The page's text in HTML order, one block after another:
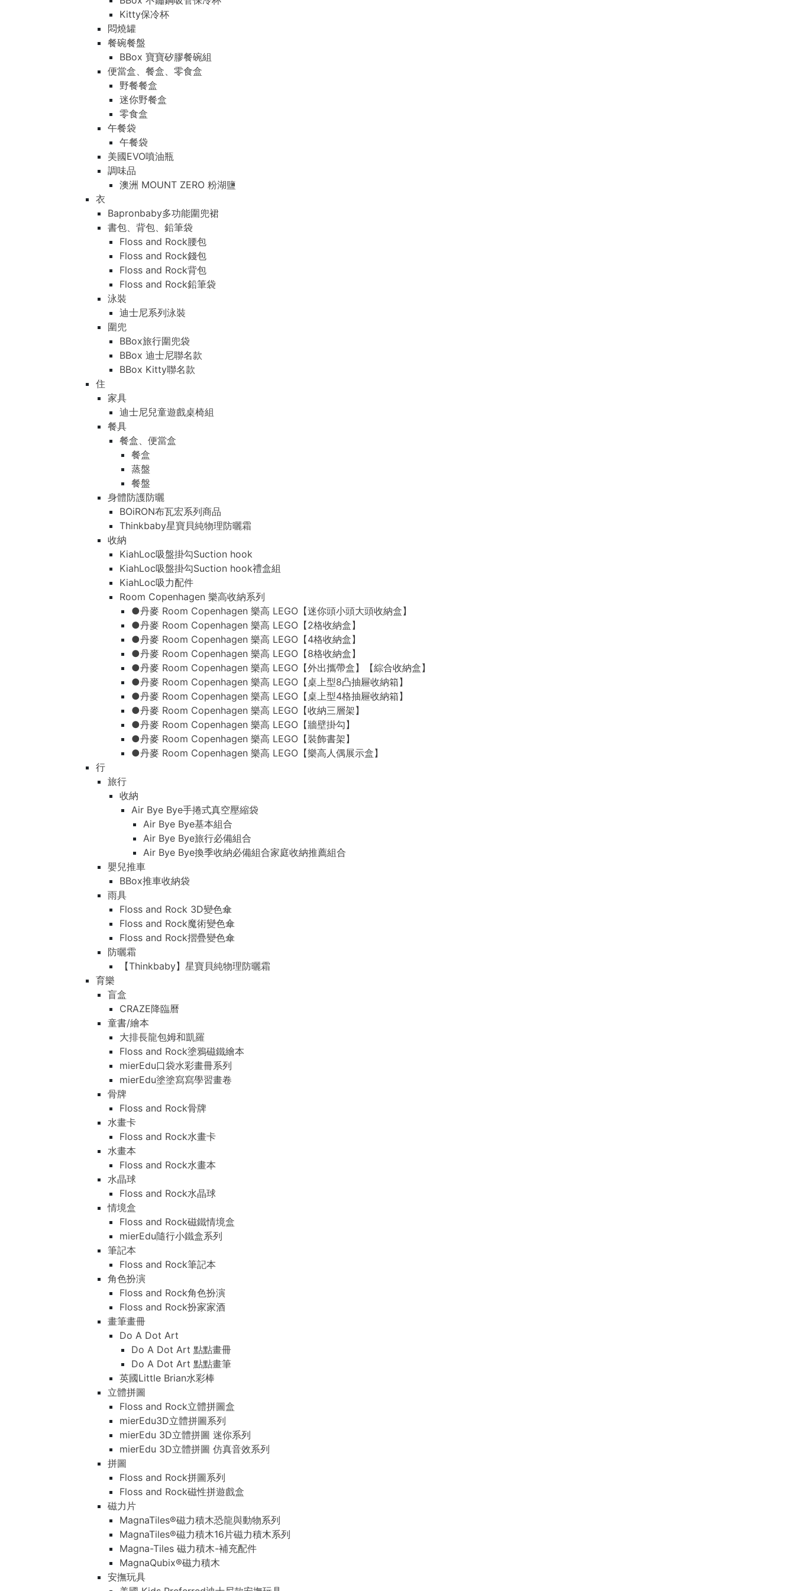
Kitty保冷杯
悶燒罐
餐碗餐盤
BBox 寶寶矽膠餐碗組
便當盒、餐盒、零食盒
野餐餐盒
迷你野餐盒
零食盒
午餐袋
午餐袋
美國EVO噴油瓶
調味品
澳洲 MOUNT ZERO 粉湖鹽
衣
Bapronbaby多功能圍兜裙
書包、背包、鉛筆袋
Floss and Rock腰包
Floss and Rock錢包
Floss and Rock背包
Floss and Rock鉛筆袋
泳裝
迪士尼系列泳裝
圍兜
BBox旅行圍兜袋
BBox 迪士尼聯名款
BBox Kitty聯名款
住
家具
迪士尼兒童遊戲桌椅組
餐具
餐盒、便當盒
餐盒
蒸盤
餐盤
身體防護防曬
BOiRON布瓦宏系列商品
Thinkbaby星寶貝純物理防曬霜
收納
KiahLoc吸盤掛勾Suction hook
KiahLoc吸盤掛勾Suction hook禮盒組
KiahLoc吸力配件
Room Copenhagen 樂高收納系列
●丹麥 Room Copenhagen 樂高 LEGO【迷你頭小頭大頭收納盒】
●丹麥 Room Copenhagen 樂高 LEGO【2格收納盒】
●丹麥 Room Copenhagen 樂高 LEGO【4格收納盒】
●丹麥 Room Copenhagen 樂高 LEGO【8格收納盒】
●丹麥 Room Copenhagen 樂高 LEGO【外出攜帶盒】【綜合收納盒】
●丹麥 Room Copenhagen 樂高 LEGO【桌上型8凸抽屜收納箱】
●丹麥 Room Copenhagen 樂高 LEGO【桌上型4格抽屜收納箱】
●丹麥 Room Copenhagen 樂高 LEGO【收納三層架】
●丹麥 Room Copenhagen 樂高 LEGO【牆壁掛勾】
●丹麥 Room Copenhagen 樂高 LEGO【裝飾書架】
●丹麥 Room Copenhagen 樂高 LEGO【樂高人偶展示盒】
行
旅行
收納
Air Bye Bye手捲式真空壓縮袋
Air Bye Bye基本組合
Air Bye Bye旅行必備組合
Air Bye Bye換季收納必備組合家庭收納推薦組合
嬰兒推車
BBox推車收納袋
雨具
Floss and Rock 3D變色傘
Floss and Rock魔術變色傘
Floss and Rock摺疊變色傘
防曬霜
【Thinkbaby】星寶貝純物理防曬霜
育樂
盲盒
CRAZE降臨曆
童書/繪本
大排長龍包姆和凱羅
Floss and Rock塗鴉磁鐵繪本
mierEdu口袋水彩畫冊系列
mierEdu塗塗寫寫學習畫卷
骨牌
Floss and Rock骨牌
水畫卡
Floss and Rock水畫卡
水畫本
Floss and Rock水畫本
水晶球
Floss and Rock水晶球
情境盒
Floss and Rock磁鐵情境盒
mierEdu隨行小鐵盒系列
筆記本
Floss and Rock筆記本
角色扮演
Floss and Rock角色扮演
Floss and Rock扮家家酒
畫筆畫冊
Do A Dot Art
Do A Dot Art 點點畫冊
Do A Dot Art 點點畫筆
英國Little Brian水彩棒
立體拼圖
Floss and Rock立體拼圖盒
mierEdu3D立體拼圖系列
mierEdu 3D立體拼圖 迷你系列
mierEdu 3D立體拼圖 仿真音效系列
拼圖
Floss and Rock拼圖系列
Floss and Rock磁性拼遊戲盒
磁力片
MagnaTiles®磁力積木恐龍與動物系列
MagnaTiles®磁力積木16片磁力積木系列
Magna-Tiles 磁力積木-補充配件
MagnaQubix®磁力積木
安撫玩具